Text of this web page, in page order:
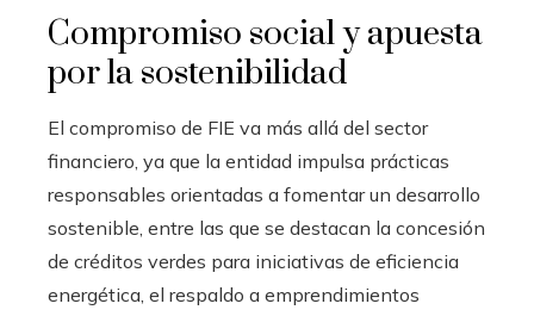
Compromiso social y apuesta
por la sostenibilidad
El compromiso de FIE va más allá del sector
financiero, ya que la entidad impulsa prácticas
responsables orientadas a fomentar un desarrollo
sostenible, entre las que se destacan la concesión
de créditos verdes para iniciativas de eficiencia
energética, el respaldo a emprendimientos